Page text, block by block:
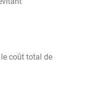
coût total de